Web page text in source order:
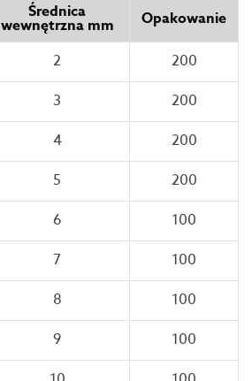
Średnica
wewnętrzna mm
Opakowanie
2
200
3
200
4
200
5
200
6
100
7
100
8
100
9
100